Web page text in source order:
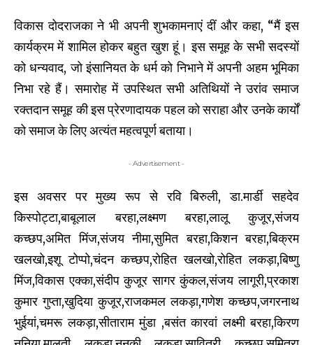
विकास दोदराजका ने भी अपनी शुभकामनाएं दीं और कहा, “मैं इस
कार्यक्रम में शामिल होकर बहुत खुश हूं। इस समूह के सभी सदस्यों
को धन्यवाद, जो इंसानियत के धर्म को निभाने में अपनी अहम भूमिका
निभा रहे हैं। समारोह में उपस्थित सभी अतिथियों ने उरांव समाज
रक्तदान समूह की इस प्रेरणादायक पहल को सराहा और उनके कार्यों
को समाज के लिए अत्यंत महत्वपूर्ण बताया।
- Advertisement -
इस अवसर पर मुख्य रूप से रवि बिरुली, डा.मार्डी सहदेव
किस्पोट्टा,बाबूलाल बरहा,लक्ष्मण बरहा,लालू कुजूर,संजय
कच्छप,अमित मिंज,संजय नीमा,सुमित बरहा,किशन बरहा,बिक्रम
खलखो,इशू टोप्पो,चंदन कच्छप,रोहित खलखो,रोहित लकड़ा,बिष्णु
मिंज,विकास एक्का,संदीप कुजूर सागर कुंकल,संजय लागूरी,प्रकाश
कुमार गुप्ता,खुदिया कुजूर,राजकमल लकड़ा,गणेश कच्छप,जगरनाथ
भुईयां,चमरू लकड़ा,सीताराम मुंडा ,बसंत कारवां लक्ष्मी बरहा,किरण